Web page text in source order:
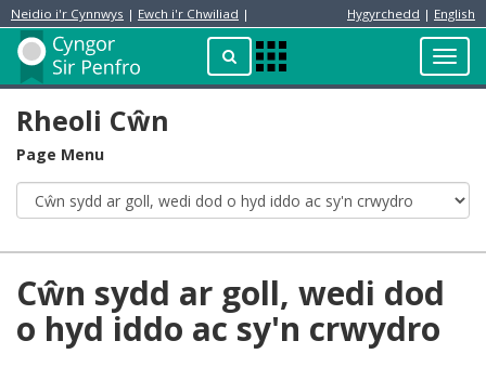
Neidio i'r Cynnwys | Ewch i'r Chwiliad | Hygyrchedd | English
ChwilioApps
Menu
Preswylydd
Rheoli Cŵn
Page Menu
Cŵn sydd ar goll, wedi dod
o hyd iddo ac sy'n crwydro